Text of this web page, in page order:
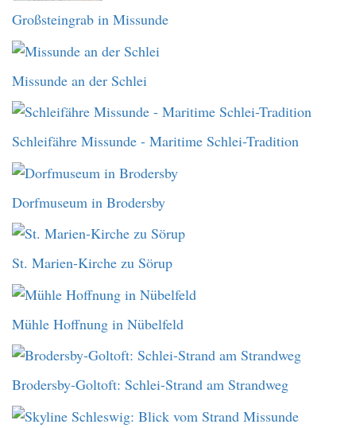
Großsteingrab in Missunde
Missunde an der Schlei
Schleifähre Missunde - Maritime Schlei-Tradition
Dorfmuseum in Brodersby
St. Marien-Kirche zu Sörup
Mühle Hoffnung in Nübelfeld
Brodersby-Goltoft: Schlei-Strand am Strandweg